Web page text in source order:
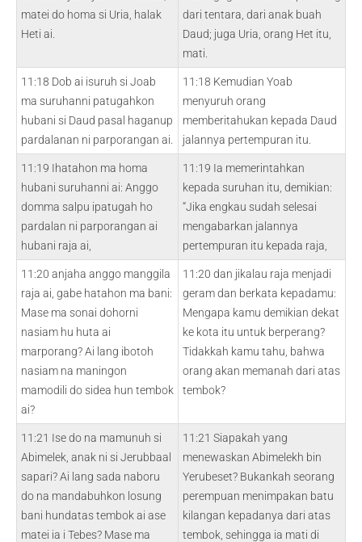
matei do homa si Uria, halak
Heti ai.
dari tentara, dari anak buah
Daud; juga Uria, orang Het itu,
mati.
11:18 Dob ai isuruh si Joab
ma suruhanni patugahkon
hubani si Daud pasal haganup
pardalanan ni parporangan ai.
11:18 Kemudian Yoab
menyuruh orang
memberitahukan kepada Daud
jalannya pertempuran itu.
11:19 Ihatahon ma homa
hubani suruhanni ai: Anggo
domma salpu ipatugah ho
pardalan ni parporangan ai
hubani raja ai,
11:19 Ia memerintahkan
kepada suruhan itu, demikian:
“Jika engkau sudah selesai
mengabarkan jalannya
pertempuran itu kepada raja,
11:20 anjaha anggo manggila
raja ai, gabe hatahon ma bani:
Mase ma sonai dohorni
nasiam hu huta ai
marporang? Ai lang ibotoh
nasiam na maningon
mamodili do sidea hun tembok
ai?
11:20 dan jikalau raja menjadi
geram dan berkata kepadamu:
Mengapa kamu demikian dekat
ke kota itu untuk berperang?
Tidakkah kamu tahu, bahwa
orang akan memanah dari atas
tembok?
11:21 Ise do na mamunuh si
Abimelek, anak ni si Jerubbaal
sapari? Ai lang sada naboru
do na mandabuhkon losung
bani hundatas tembok ai ase
matei ia i Tebes? Mase ma
11:21 Siapakah yang
menewaskan Abimelekh bin
Yerubeset? Bukankah seorang
perempuan menimpakan batu
kilangan kepadanya dari atas
tembok, sehingga ia mati di